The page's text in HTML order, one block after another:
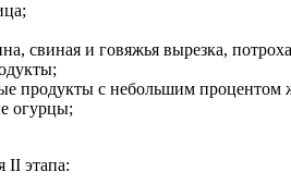
свиная и говяжья вырезка,
продукты с небольшим процентом
огурцы;
II этапа: